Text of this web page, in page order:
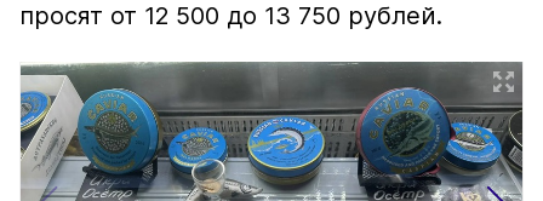
просят от 12 500 до 13 750 рублей.